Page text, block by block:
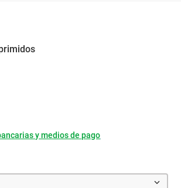
y medios de pago